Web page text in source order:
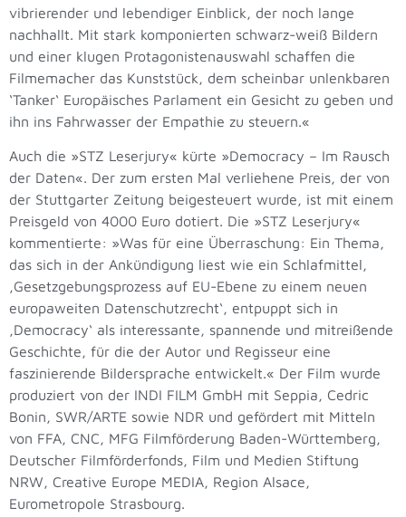
vibrierender und lebendiger Einblick, der noch lange
nachhallt. Mit stark komponierten schwarz-weiß Bildern
und einer klugen Protagonistenauswahl schaffen die
Filmemacher das Kunststück, dem scheinbar unlenkbaren
‘Tanker‘ Europäisches Parlament ein Gesicht zu geben und
ihn ins Fahrwasser der Empathie zu steuern.«
Auch die »STZ Leserjury« kürte »Democracy – Im Rausch
der Daten«. Der zum ersten Mal verliehene Preis, der von
der Stuttgarter Zeitung beigesteuert wurde, ist mit einem
Preisgeld von 4000 Euro dotiert. Die »STZ Leserjury«
kommentierte: »Was für eine Überraschung: Ein Thema,
das sich in der Ankündigung liest wie ein Schlafmittel,
‚Gesetzgebungsprozess auf EU-Ebene zu einem neuen
europaweiten Datenschutzrecht‘, entpuppt sich in
‚Democracy‘ als interessante, spannende und mitreißende
Geschichte, für die der Autor und Regisseur eine
faszinierende Bildersprache entwickelt.« Der Film wurde
produziert von der INDI FILM GmbH mit Seppia, Cedric
Bonin, SWR/ARTE sowie NDR und gefördert mit Mitteln
von FFA, CNC, MFG Filmförderung Baden-Württemberg,
Deutscher Filmförderfonds, Film und Medien Stiftung
NRW, Creative Europe MEDIA, Region Alsace,
Eurometropole Strasbourg.